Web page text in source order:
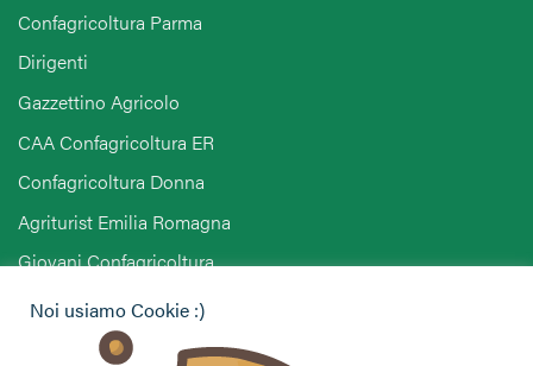
Confagricoltura Parma
Dirigenti
Gazzettino Agricolo
CAA Confagricoltura ER
Confagricoltura Donna
Agriturist Emilia Romagna
Giovani Confagricoltura
Pensionati Confagricoltura
Noi usiamo Cookie :)